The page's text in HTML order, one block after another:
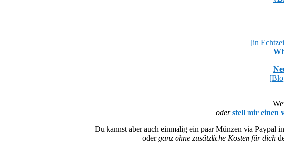
[in
oder stell mir einen
Du kannst aber auch einmalig ein paar Münzen via Paypal
oderganz ohne zusätzliche Kosten für dich